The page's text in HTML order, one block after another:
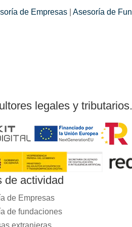
de Empresas| Asesoría de
legales y tributarios.
de actividad
de Empresas
de fundaciones
extranjeras